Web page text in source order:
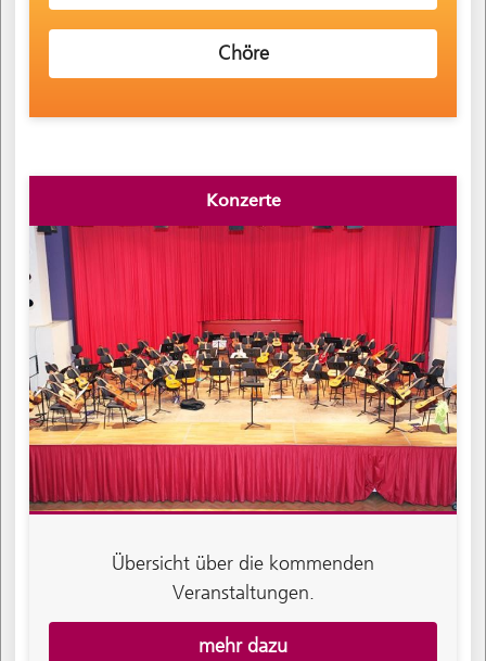
Chöre
Konzerte
Übersicht über die kommenden
Veranstaltungen.
mehr dazu